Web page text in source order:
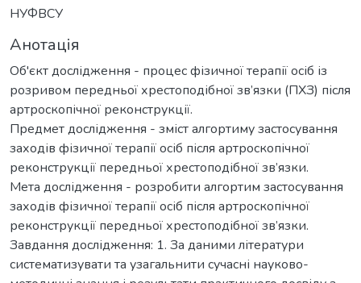
НУФВСУ
Анотація
Об'єкт дослідження - процес фізичної терапії осіб із
розривом передньої хрестоподібної зв’язки (ПХЗ) після
артроскопічної реконструкції.
Предмет дослідження - зміст алгортиму застосування
заходів фізичної терапії осіб після артроскопічної
реконструкції передньої хрестоподібної зв’язки.
Мета дослідження - розробити алгортим застосування
заходів фізичної терапії осіб після артроскопічної
реконструкції передньої хрестоподібної зв’язки.
Завдання дослідження: 1. За даними літератури
систематизувати та узагальнити сучасні науково-